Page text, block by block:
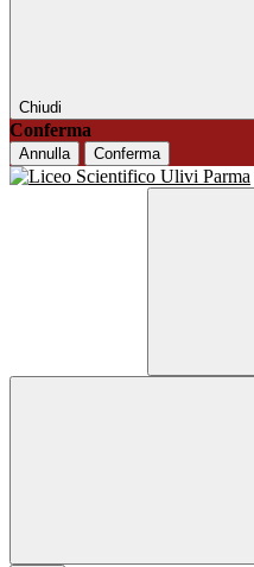
Chiudi
Conferma
Annulla Conferma